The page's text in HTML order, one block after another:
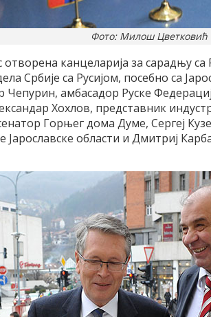
Фото: Милош Цветковић
отворена канцеларија за сарадњу
Србије са Русијом, посебно са
амбасадор Руске
Хохлов, представник
Горњег дома Думе, Сергеј
Јарославске области и Дмитриј